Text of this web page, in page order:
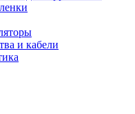
и кабели